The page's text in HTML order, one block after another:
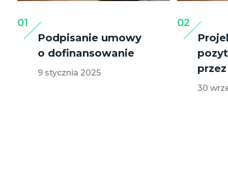
01
Podpisanie umowy
o dofinansowanie
9 stycznia 2025
02
30